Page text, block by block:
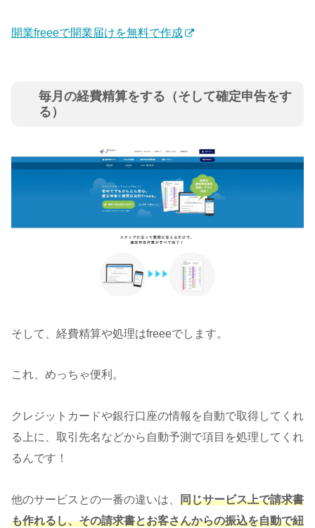
開業freeeで開業届けを無料で作成
毎月の経費精算をする（そして確定申告をす
る）
そして、経費精算や処理はfreeeでします。
これ、めっちゃ便利。
クレジットカードや銀行口座の情報を自動で取得してくれ
る上に、取引先名などから自動予測で項目を処理してくれ
るんです！
他のサービスとの一番の違いは、 同じサービス上で請求書
も作れるし、その請求書とお客さんからの振込を自動で紐